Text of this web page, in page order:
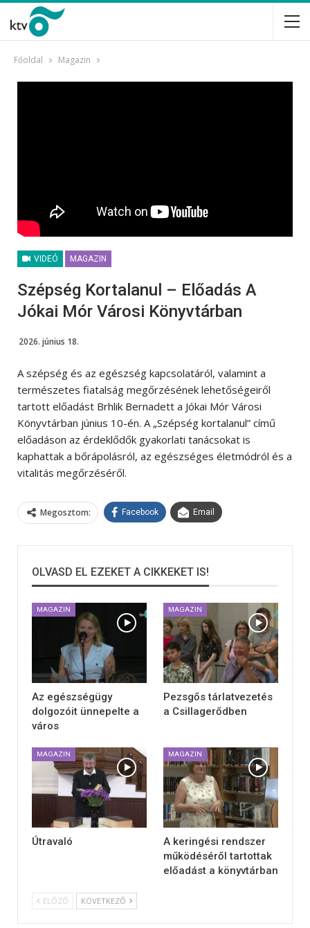
Főoldal Magazin
VIDEÓ MAGAZIN
Szépség Kortalanul – Előadás A
Jókai Mór Városi Könyvtárban
2026. június 18.
A szépség és az egészség kapcsolatáról, valamint a
természetes fiatalság megőrzésének lehetőségeiről
tartott előadást Brhlik Bernadett a Jókai Mór Városi
Könyvtárban június 10-én. A „Szépség kortalanul” című
előadáson az érdeklődők gyakorlati tanácsokat is
kaphattak a bőrápolásról, az egészséges életmódról és a
vitalitás megőrzéséről.
Megosztom: Facebook Email
OLVASD EL EZEKET A CIKKEKET IS!
MAGAZIN
Az egészségügy
dolgozóit ünnepelte a
város
MAGAZIN
Pezsgős tárlatvezetés
a Csillagerődben
MAGAZIN
Útravaló
MAGAZIN
A keringési rendszer
működéséről tartottak
előadást a könyvtárban
ELŐZŐ KÖVETKEZŐ